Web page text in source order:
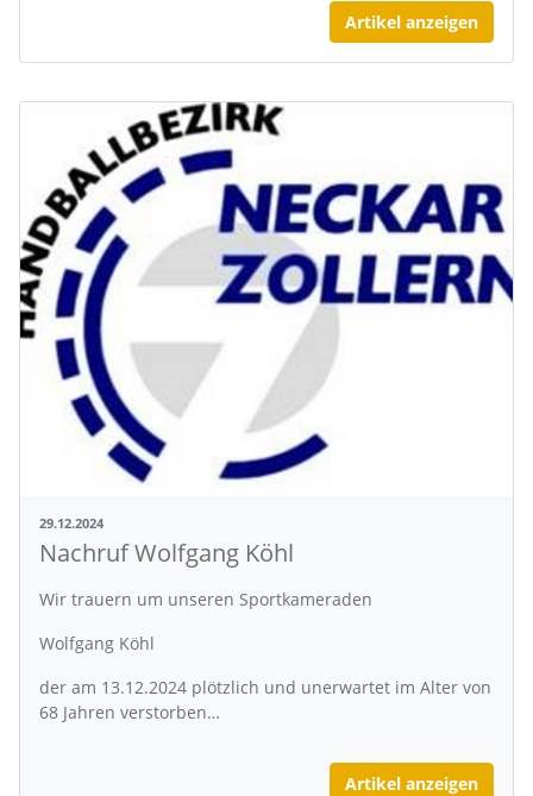
Artikel anzeigen
29.12.2024
Nachruf Wolfgang Köhl
Wir trauern um unseren Sportkameraden
Wolfgang Köhl
der am 13.12.2024 plötzlich und unerwartet im Alter von
68 Jahren verstorben…
Artikel anzeigen